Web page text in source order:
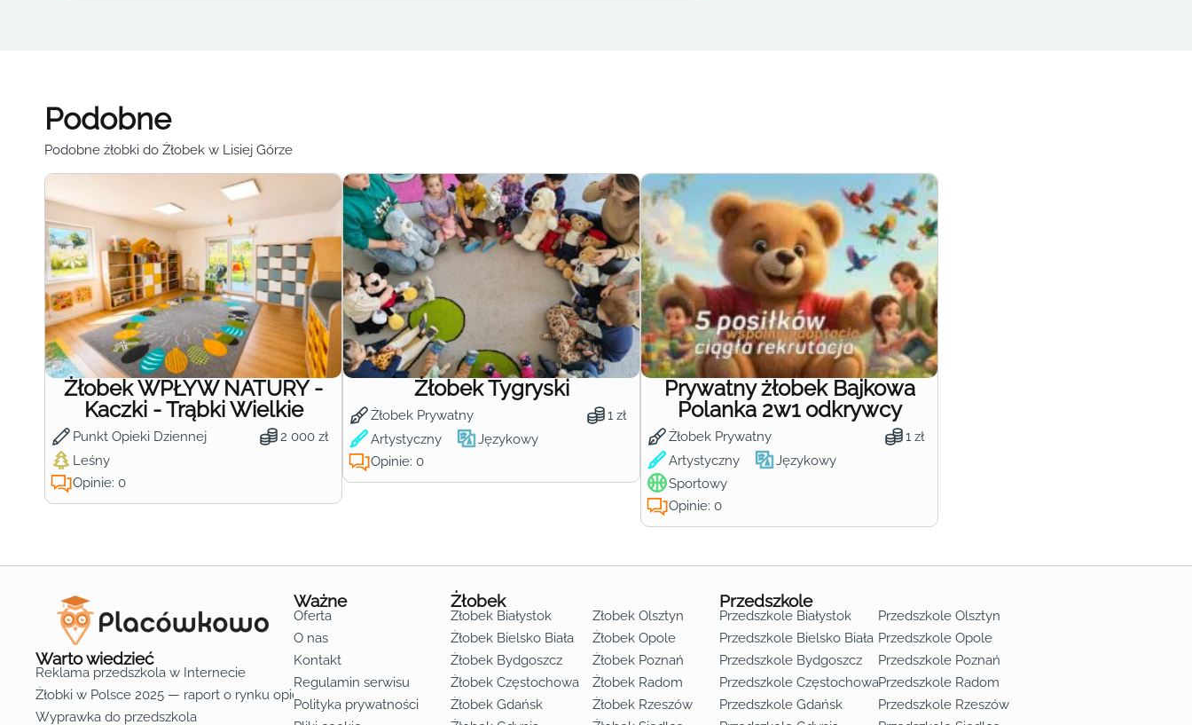
Podobne
Podobne żłobki do Żłobek w Lisiej Górze
Żłobek WPŁYW NATURY -
Kaczki - Trąbki Wielkie
Punkt Opieki Dziennej 2 000 zł
Leśny
Opinie: 0
Żłobek Tygryski
Żłobek Prywatny 1 zł
Artystyczny Językowy
Opinie: 0
Prywatny żłobek Bajkowa
Polanka 2w1 odkrywcy
Żłobek Prywatny 1 zł
Artystyczny
Językowy
Sportowy
Opinie: 0
Warto wiedzieć
Reklama przedszkola w Internecie
Żłobki w Polsce 2025 — raport o rynku opieki nad dziećmi do lat 3
Wyprawka do przedszkola
Ważne
Oferta
O nas
Kontakt
Regulamin serwisu
Polityka prywatności
Żłobek
Żłobek Białystok
Żłobek Bielsko Biała
Żłobek Bydgoszcz
Żłobek Częstochowa
Żłobek Gdańsk
Żłobek Olsztyn
Żłobek Opole
Żłobek Poznań
Żłobek Radom
Żłobek Rzeszów
Przedszkole
Przedszkole Białystok
Przedszkole Bielsko Biała
Przedszkole Bydgoszcz
Przedszkole Częstochowa
Przedszkole Gdańsk
Przedszkole Olsztyn
Przedszkole Opole
Przedszkole Poznań
Przedszkole Radom
Przedszkole Rzeszów